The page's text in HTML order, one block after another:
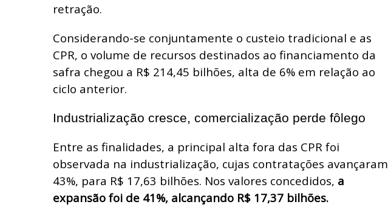
retração.
Considerando-se conjuntamente o custeio tradicional e as
CPR, o volume de recursos destinados ao financiamento da
safra chegou a R$ 214,45 bilhões, alta de 6% em relação ao
ciclo anterior.
Industrialização cresce, comercialização perde fôlego
Entre as finalidades, a principal alta fora das CPR foi
observada na industrialização, cujas contratações avançaram
43%, para R$ 17,63 bilhões. Nos valores concedidos, a
expansão foi de 41%, alcançando R$ 17,37 bilhões.